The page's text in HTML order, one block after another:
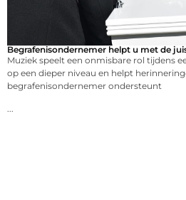
Begrafenisondernemer helpt u met de
Muziek speelt een onmisbare rol tijdens
op een dieper niveau en helpt
begrafenisondernemer ondersteunt
...